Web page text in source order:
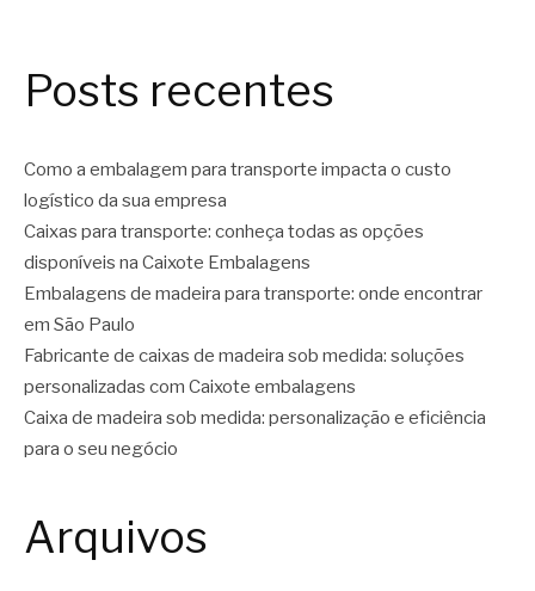
Posts recentes
Como a embalagem para transporte impacta o custo
logístico da sua empresa
Caixas para transporte: conheça todas as opções
disponíveis na Caixote Embalagens
Embalagens de madeira para transporte: onde encontrar
em São Paulo
Fabricante de caixas de madeira sob medida: soluções
personalizadas com Caixote embalagens
Caixa de madeira sob medida: personalização e eficiência
para o seu negócio
Arquivos